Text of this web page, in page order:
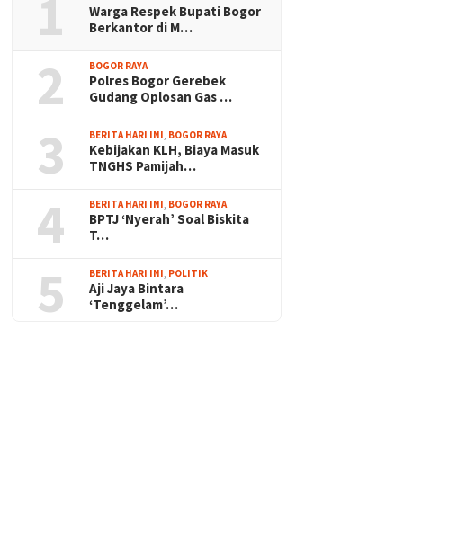
1
Warga Respek Bupati Bogor
Berkantor di M…
2 BOGOR RAYA
Polres Bogor Gerebek
Gudang Oplosan Gas …
3 BERITA HARI INI, BOGOR RAYA
Kebijakan KLH, Biaya Masuk
TNGHS Pamijah…
4 BERITA HARI INI, BOGOR RAYA
BPTJ ‘Nyerah’ Soal Biskita
T…
5 BERITA HARI INI, POLITIK
Aji Jaya Bintara
‘Tenggelam’…